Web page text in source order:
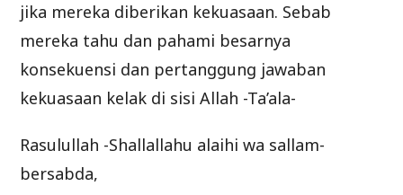
jika mereka diberikan kekuasaan. Sebab
mereka tahu dan pahami besarnya
konsekuensi dan pertanggung jawaban
kekuasaan kelak di sisi Allah -Ta’ala-
Rasulullah -Shallallahu alaihi wa sallam-
bersabda,